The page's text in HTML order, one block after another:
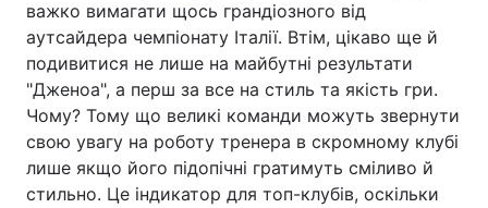
важко вимагати щось грандіозного від
аутсайдера чемпіонату Італії. Втім, цікаво ще й
подивитися не лише на майбутні результати
"Дженоа", а перш за все на стиль та якість гри.
Чому? Тому що великі команди можуть звернути
свою увагу на роботу тренера в скромному клубі
лише якщо його підопічні гратимуть сміливо й
стильно. Це індикатор для топ-клубів, оскільки